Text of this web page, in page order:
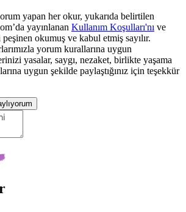
yapan her okur, yukarıda belirtilen
yayınlanan Kullanım Koşulları'nı ve
peşinen okumuş ve kabul etmiş sayılır.
yorum kurallarına uygun
yasalar, saygı, nezaket, birlikte yaşama
uygun şekilde paylaştığınız için teşekkür